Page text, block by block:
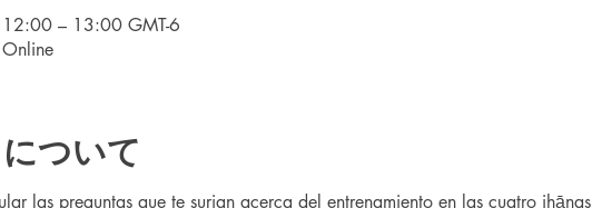
– 13:00 GMT-6
ついて
las preguntas que te surjan acerca del entrenamiento en las cuatro jhānas